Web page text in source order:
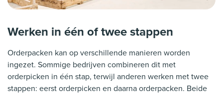
Werken in één of twee stappen
Orderpacken kan op verschillende manieren worden
ingezet. Sommige bedrijven combineren dit met
orderpicken in één stap, terwijl anderen werken met twee
stappen: eerst orderpicken en daarna orderpacken. Beide